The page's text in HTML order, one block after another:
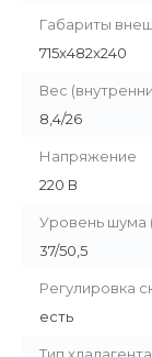
Габариты
715x482x240
Вес
8,4/26
Напряжение
220 В
Уровень шума
37/50,5
Регулировка
есть